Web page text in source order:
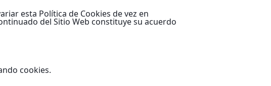
esta Política de Cookies de vez en
del Sitio Web constituye su acuerdo
cookies.